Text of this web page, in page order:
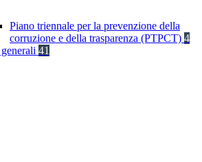
Piano triennale per la prevenzione della
corruzione e della trasparenza (PTPCT) 4
41